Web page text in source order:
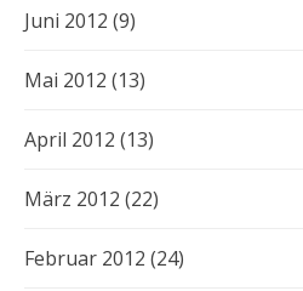
Juni 2012 (9)
Mai 2012 (13)
April 2012 (13)
März 2012 (22)
Februar 2012 (24)